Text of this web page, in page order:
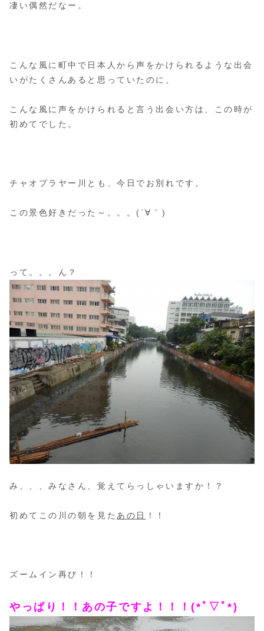
凄い偶然だなー。
こんな風に町中で日本人から声をかけられるような出会
いがたくさんあると思っていたのに、
こんな風に声をかけられると言う出会い方は、この時が
初めてでした。
チャオプラヤー川とも、今日でお別れです。
この景色好きだった～。。。(´∀｀)
って。。。ん？
み、、、みなさん、覚えてらっしゃいますか！？
初めてこの川の朝を見た あの日 ！！
ズームイン再び！！
やっぱり！！あの子ですよ！！！(*ﾟ▽ﾟ*)